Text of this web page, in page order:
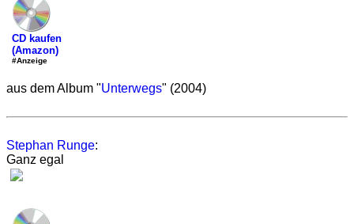
CD kaufen
(Amazon)
#Anzeige
aus dem Album "Unterwegs" (2004)
Stephan Runge:
Ganz egal